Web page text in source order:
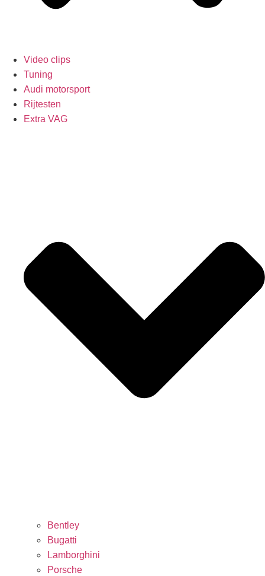
Video clips
Tuning
Audi motorsport
Rijtesten
Extra VAG
Bentley
Bugatti
Lamborghini
Porsche